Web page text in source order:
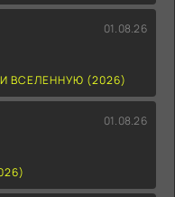
01.08.26
ВСЕЛЕННУЮ (2026)
01.08.26